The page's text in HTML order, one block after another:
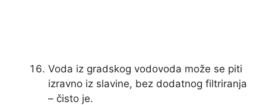
Voda iz gradskog vodovoda može se piti
izravno iz slavine, bez dodatnog filtriranja
– čisto je.